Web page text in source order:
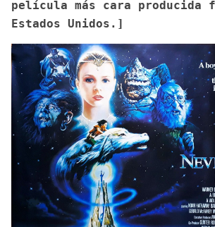
película más cara producida
Estados Unidos.]